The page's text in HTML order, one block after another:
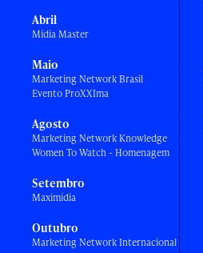
Abril
Mídia Master
Maio
Marketing Network Brasil
Evento ProXXIma
Agosto
Marketing Network Knowledge
Women To Watch - Homenagem
Setembro
Maximídia
Outubro
Marketing Network Internacional